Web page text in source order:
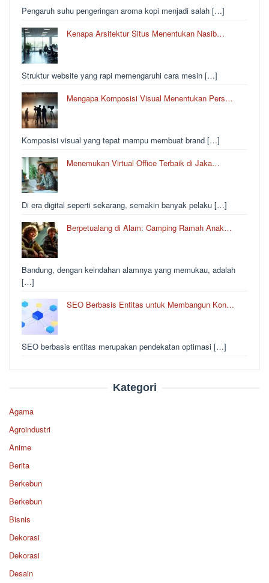
Pengaruh suhu pengeringan aroma kopi menjadi salah […]
Kenapa Arsitektur Situs Menentukan Nasib…
Struktur website yang rapi memengaruhi cara mesin […]
Mengapa Komposisi Visual Menentukan Pers…
Komposisi visual yang tepat mampu membuat brand […]
Menemukan Virtual Office Terbaik di Jaka…
Di era digital seperti sekarang, semakin banyak pelaku […]
Berpetualang di Alam: Camping Ramah Anak…
Bandung, dengan keindahan alamnya yang memukau, adalah
[…]
SEO Berbasis Entitas untuk Membangun Kon…
SEO berbasis entitas merupakan pendekatan optimasi […]
Kategori
Agama
Agroindustri
Anime
Berita
Berkebun
Berkebun
Bisnis
Dekorasi
Dekorasi
Desain